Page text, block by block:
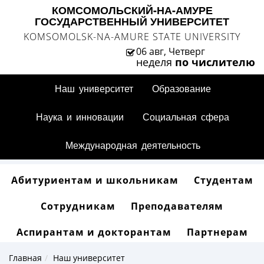
КОМСОМОЛЬСКИЙ-НА-АМУРЕ
ГОСУДАРСТВЕННЫЙ УНИВЕРСИТЕТ
KOMSOMOLSK-NA-AMURE STATE UNIVERSITY
06 авг, Четверг
неделя по числителю
Наш университет Образование
Наука и инновации Социальная сфера
Международная деятельность
Абитуриентам и школьникам
Студентам
Сотрудникам
Преподавателям
Аспирантам и докторантам
Партнерам
Главная
Наш университет